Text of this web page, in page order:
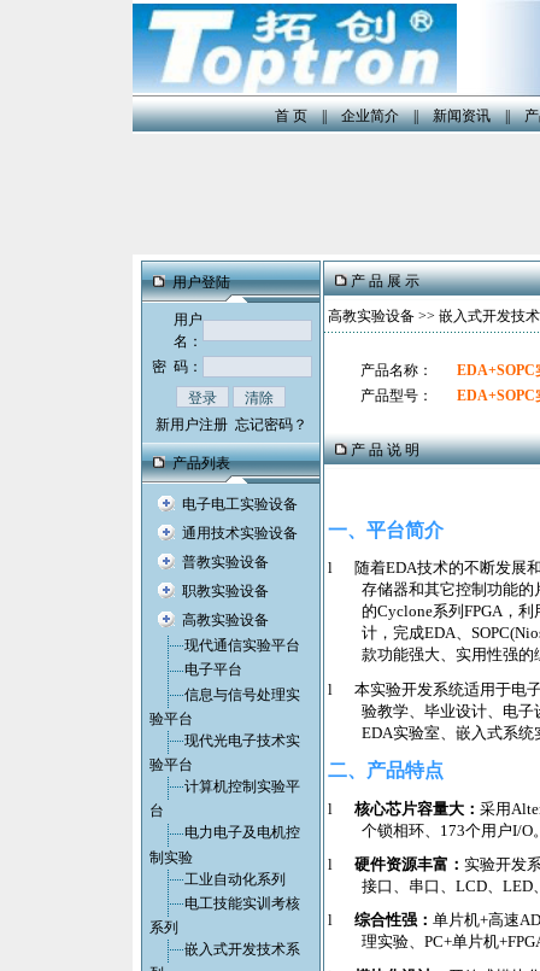
首 页||企业简介||新闻资讯||
用户登陆
用户
名：
密 码：
新用户注册 忘记密码？
产品列表
电子电工实验设备
通用技术实验设备
普教实验设备
职教实验设备
高教实验设备
现代通信实验平台
电子平台
信息与信号处理实
验平台
现代光电子技术实
验平台
计算机控制实验平
台
电力电子及电机控
制实验
工业自动化系列
电工技能实训考核
系列
嵌入式开发技术系
产 品 展 示
高教实验设备 >> 嵌入式开发技
产品名称：
EDA+SOPC
产品型号：
EDA+SOPC
产 品 说 明
一、平台简介
l 随着EDA技术的不断发展
存储器和其它控制功能的
的Cyclone系列 FPGA，利
计，完成EDA、
款功能强大、实用性强的
l
本实验开发系统适用于电
验教学、毕业设计、电
EDA实验室、嵌入式系统
二、 产品特点
l 核心芯片容量大： 采用
个锁相环、 173个用户I/O
l
硬件资源丰富： 实验开发
接口、串口、 LCD LED
l
综合性强： 单片机+高速AD
理实验、 PC+单片机